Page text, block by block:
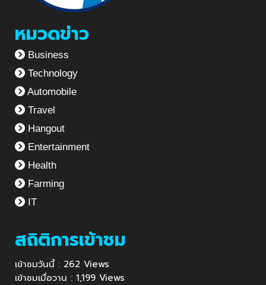
หมวดข่าว
Business
Technology
Automobile
Travel
Hangout
Entertainment
Health
Farming
IT
สถิติการเข้าชม
เข้าชมวันนี้ : 262 Views
เข้าชมเมื่อวาน : 1,199 Views